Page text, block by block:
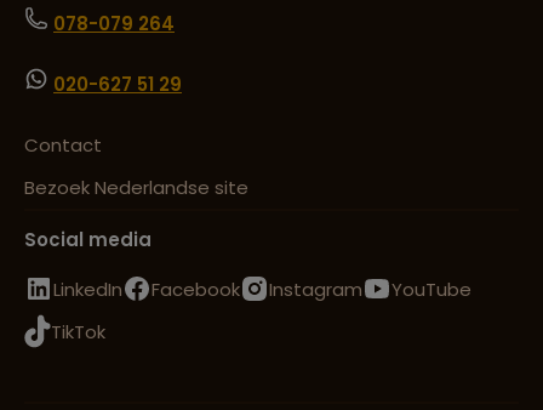
078-079 264
020-627 51 29
Contact
Bezoek Nederlandse site
Social media
LinkedIn
Facebook Instagram
YouTube
TikTok